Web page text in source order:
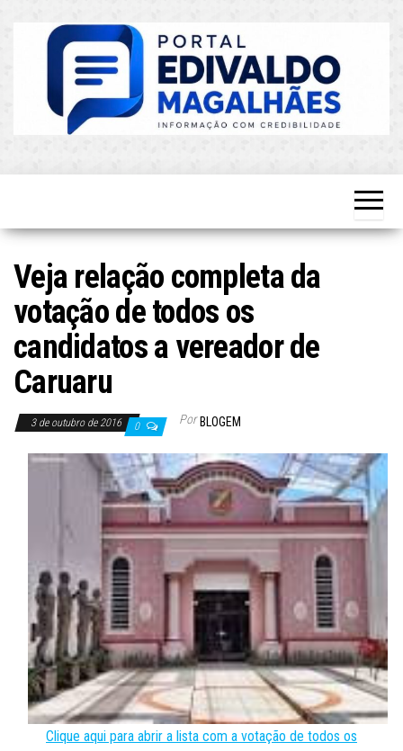
Atualizado!
Veja relação completa da
votação de todos os
candidatos a vereador de
Caruaru
3 de outubro de 2016 0 Por BLOGEM
Clique aqui para abrir a lista com a votação de todos os